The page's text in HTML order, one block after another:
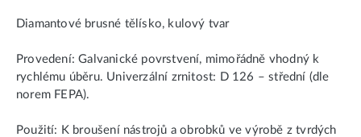
Diamantové brusné tělísko, kulový tvar
Provedení: Galvanické povrstvení, mimořádně vhodný k
rychlému úběru. Univerzální zrnitost: D 126 – střední (dle
norem FEPA).
Použití: K broušení nástrojů a obrobků ve výrobě z tvrdých